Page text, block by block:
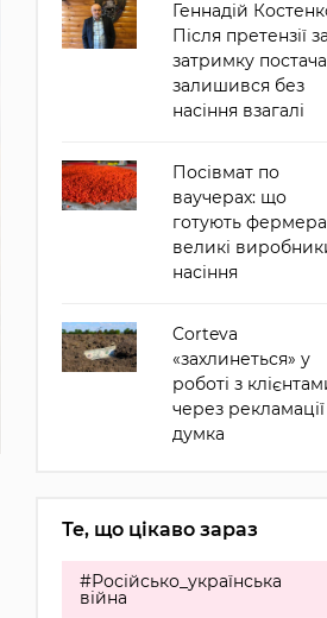
Геннадій
Після претензії за
затримку
залишився без
насіння взагалі
Посівмат по
ваучерах: що
готують
великі
насіння
Corteva
«захлинеться» у
роботі з
через
думка
Те, що цікаво зараз
#Російсько_українська
війна